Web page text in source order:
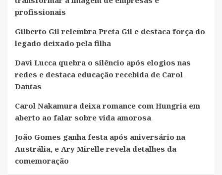
profissionais
Gilberto Gil relembra Preta Gil e destaca força do
legado deixado pela filha
Davi Lucca quebra o silêncio após elogios nas
redes e destaca educação recebida de Carol
Dantas
Carol Nakamura deixa romance com Hungria em
aberto ao falar sobre vida amorosa
João Gomes ganha festa após aniversário na
Austrália, e Ary Mirelle revela detalhes da
comemoração